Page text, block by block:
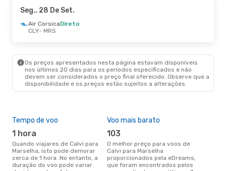
Seg., 28 De Set.
Air CorsicaDireto
CLY- MRS
Os preços apresentados nesta página estavam disponíveis
nos últimos 20 dias para os períodos especificados e não
devem ser considerados o preço final oferecido. Observe que a
disponibilidade e os preços estão sujeitos a alterações.
Tempo de voo
1 hora
Quando viajares de Calvi para
Marselha, isto pode demorar
cerca de 1 hora. No entanto, a
duração do voo pode variar
Voo mais barato
103
O melhor preço para voos de
Calvi para Marselha
proporcionados pela eDreams,
que foram encontrados pelos